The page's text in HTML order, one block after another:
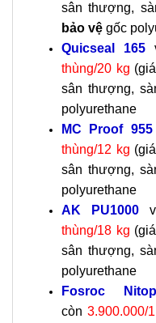
sân thượng,
bảo vệ gốc
Quicseal 165
thùng/20 kg
sân thượng,
polyurethane
MC Proof 955
thùng/12 kg
sân thượng,
polyurethane
AK PU1000
thùng/18 kg
sân thượng,
polyurethane
Fosroc
còn 3.900.000/